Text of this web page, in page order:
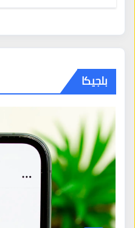
بلجيكا